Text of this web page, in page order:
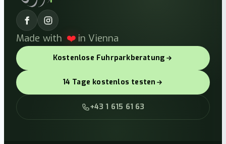
Made with ❤️ in Vienna
Kostenlose Fuhrparkberatung
14 Tage kostenlos testen
+43 1 615 61 63